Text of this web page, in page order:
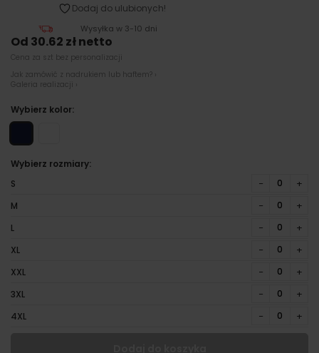
Dodaj do ulubionych!
Wysyłka w 3-10 dni
Od 30.62 zł netto
Cena za szt bez personalizacji
Jak zamówić z nadrukiem lub haftem? ›
Galeria realizacji ›
Wybierz kolor:
Wybierz rozmiary:
S
− +
M − +
L − +
XL − +
XXL − +
3XL − +
4XL − +